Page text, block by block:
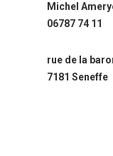
Michel
06787 74 11
rue de la
7181 Seneffe